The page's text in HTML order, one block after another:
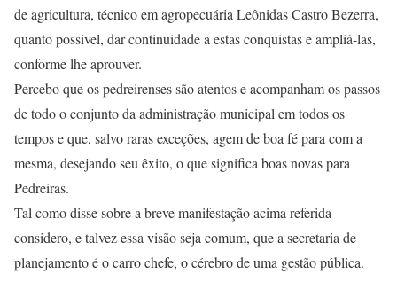
de agricultura, técnico em agropecuária Leônidas Castro Bezerra,
quanto possível, dar continuidade a estas conquistas e ampliá-las,
conforme lhe aprouver.
Percebo que os pedreirenses são atentos e acompanham os passos
de todo o conjunto da administração municipal em todos os
tempos e que, salvo raras exceções, agem de boa fé para com a
mesma, desejando seu êxito, o que significa boas novas para
Pedreiras.
Tal como disse sobre a breve manifestação acima referida
considero, e talvez essa visão seja comum, que a secretaria de
planejamento é o carro chefe, o cérebro de uma gestão pública.